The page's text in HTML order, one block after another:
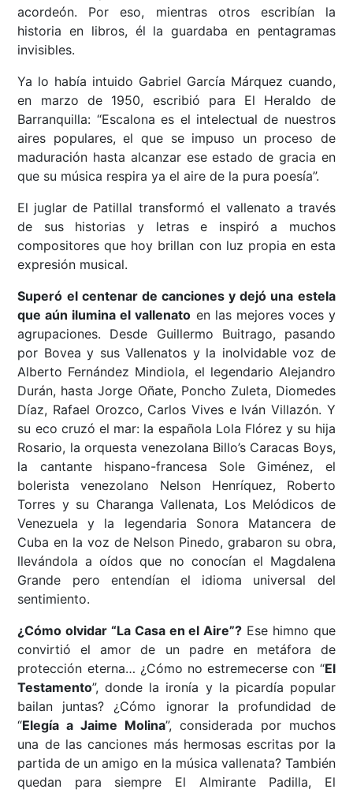
acordeón. Por eso, mientras otros escribían la
historia en libros, él la guardaba en pentagramas
invisibles.
Ya lo había intuido Gabriel García Márquez cuando,
en marzo de 1950, escribió para El Heraldo de
Barranquilla: “Escalona es el intelectual de nuestros
aires populares, el que se impuso un proceso de
maduración hasta alcanzar ese estado de gracia en
que su música respira ya el aire de la pura poesía”.
El juglar de Patillal transformó el vallenato a través
de sus historias y letras e inspiró a muchos
compositores que hoy brillan con luz propia en esta
expresión musical.
Superó el centenar de canciones y dejó una estela
que aún ilumina el vallenato en las mejores voces y
agrupaciones. Desde Guillermo Buitrago, pasando
por Bovea y sus Vallenatos y la inolvidable voz de
Alberto Fernández Mindiola, el legendario Alejandro
Durán, hasta Jorge Oñate, Poncho Zuleta, Diomedes
Díaz, Rafael Orozco, Carlos Vives e Iván Villazón. Y
su eco cruzó el mar: la española Lola Flórez y su hija
Rosario, la orquesta venezolana Billo’s Caracas Boys,
la cantante hispano-francesa Sole Giménez, el
bolerista venezolano Nelson Henríquez, Roberto
Torres y su Charanga Vallenata, Los Melódicos de
Venezuela y la legendaria Sonora Matancera de
Cuba en la voz de Nelson Pinedo, grabaron su obra,
llevándola a oídos que no conocían el Magdalena
Grande pero entendían el idioma universal del
sentimiento.
¿Cómo olvidar “La Casa en el Aire”? Ese himno que
convirtió el amor de un padre en metáfora de
protección eterna… ¿Cómo no estremecerse con “El
Testamento”, donde la ironía y la picardía popular
bailan juntas? ¿Cómo ignorar la profundidad de
“Elegía a Jaime Molina”, considerada por muchos
una de las canciones más hermosas escritas por la
partida de un amigo en la música vallenata? También
quedan para siempre El Almirante Padilla, El